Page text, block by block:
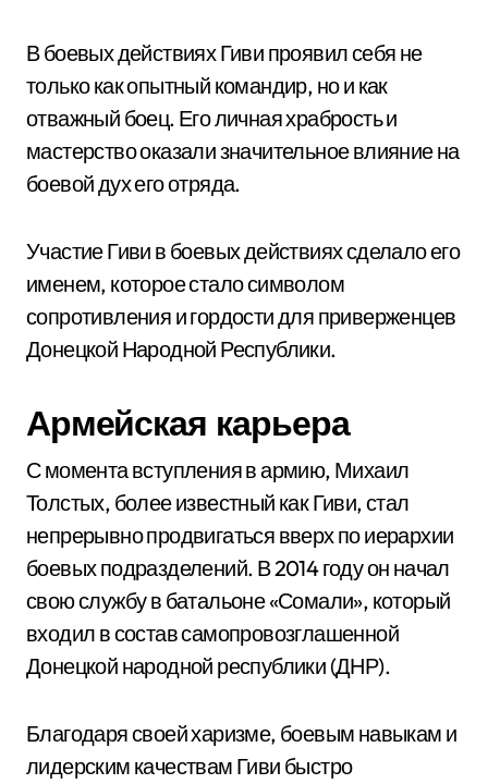
В боевых действиях Гиви проявил себя не
только как опытный командир, но и как
отважный боец. Его личная храбрость и
мастерство оказали значительное влияние на
боевой дух его отряда.
Участие Гиви в боевых действиях сделало его
именем, которое стало символом
сопротивления и гордости для приверженцев
Донецкой Народной Республики.
Армейская карьера
С момента вступления в армию, Михаил
Толстых, более известный как Гиви, стал
непрерывно продвигаться вверх по иерархии
боевых подразделений. В 2014 году он начал
свою службу в батальоне «Сомали», который
входил в состав самопровозглашенной
Донецкой народной республики (ДНР).
Благодаря своей харизме, боевым навыкам и
лидерским качествам Гиви быстро